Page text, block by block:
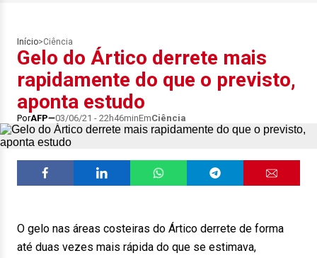
Início>Ciência
Gelo do Ártico derrete mais
rapidamente do que o previsto,
aponta estudo
PorAFP 03/06/21 - 22h46minEmCiência
O gelo nas áreas costeiras do Ártico derrete de forma
até duas vezes mais rápida do que se estimava,